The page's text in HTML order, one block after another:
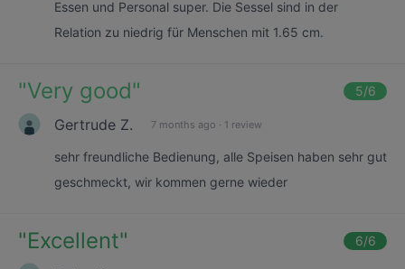
Essen und Personal super. Die Sessel sind in der
Relation zu niedrig für Menschen mit 1.65 cm.
"Very good" 5/6
Gertrude Z. 7 months ago · 1 review
sehr freundliche Bedienung, alle Speisen haben sehr gut
geschmeckt, wir kommen gerne wieder
"Excellent" 6/6